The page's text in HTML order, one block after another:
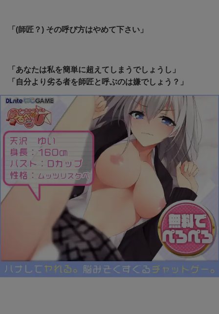
「(師匠？) その呼び方はやめて下さい」
「あなたは私を簡単に超えてしまうでしょうし」
「自分より劣る者を師匠と呼ぶのは嫌でしょう？」